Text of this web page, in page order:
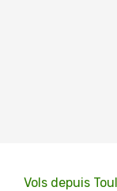
Vols depuis